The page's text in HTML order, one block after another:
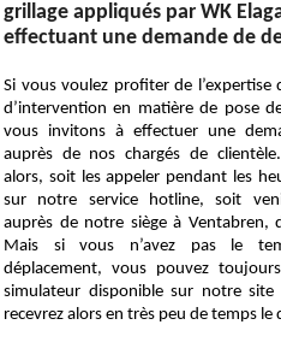
grillage appliqués par WK
effectuant une demande de
Si vous voulez profiter de l’expertise
d’intervention en matière de pose
vous invitons à effectuer une
auprès de nos chargés de
alors, soit les appeler pendant les
sur notre service hotline, soit
auprès de notre siège à Ventabren,
Mais si vous n’avez pas le
déplacement, vous pouvez
simulateur disponible sur notre site
recevrez alors en très peu de temps le